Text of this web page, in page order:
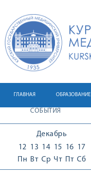
ГЛАВНАЯ ОБРАЗОВАНИЕ
СОБЫТИЯ
Декабрь
12
Пн
13
Вт
14
Ср
15
Чт
16
Пт
17
Сб